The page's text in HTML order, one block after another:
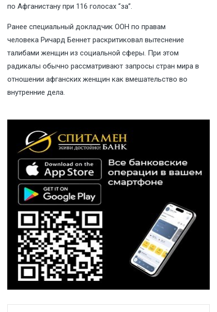
по Афганистану при 116 голосах “за”.
Ранее специальный докладчик ООН по правам
человека Ричард Беннет раскритиковал вытеснение
талибами женщин из социальной сферы. При этом
радикалы обычно рассматривают запросы стран мира в
отношении афганских женщин как вмешательство во
внутренние дела.